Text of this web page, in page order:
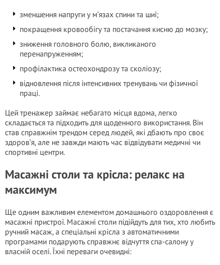
зменшення напруги у м’язах спини та шиї;
покращення кровообігу та постачання кисню до мозку;
зниження головного болю, викликаного
перенапруженням;
профілактика остеохондрозу та сколіозу;
відновлення після інтенсивних тренувань чи фізичної
праці.
Цей тренажер займає небагато місця вдома, легко
складається та підходить для щоденного використання. Він
став справжнім трендом серед людей, які дбають про своє
здоров’я, але не завжди мають час відвідувати медичні чи
спортивні центри.
Масажні столи та крісла: релакс на
максимум
Ще одним важливим елементом домашнього оздоровлення є
масажні пристрої. Масажні столи підійдуть для тих, хто любить
ручний масаж, а спеціальні крісла з автоматичними
програмами подарують справжнє відчуття спа-салону у
власній оселі. Їхні переваги очевидні: